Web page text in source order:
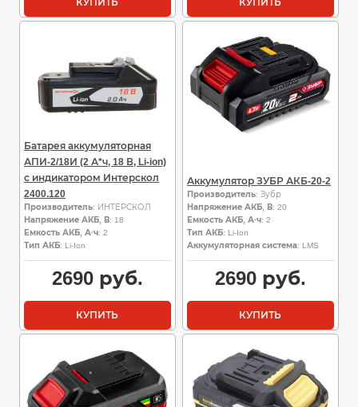
КУПИТЬ КУПИТЬ
Батарея аккумуляторная
АПИ-2/18И (2 А*ч, 18 В, Li-ion)
с индикатором Интерскол
2400.120
Производитель: ИНТЕРСКОЛ
Напряжение АКБ, В: 18
Емкость АКБ, А·ч: 2
Тип АКБ: Li-Ion
2690руб.
КУПИТЬ
Аккумулятор ЗУБР АКБ-20-2
Производитель: Зубр
Напряжение АКБ, В: 20
Емкость АКБ, А·ч: 2
Тип АКБ: Li-Ion
Аккумуляторная система: LMS
2690руб.
КУПИТЬ